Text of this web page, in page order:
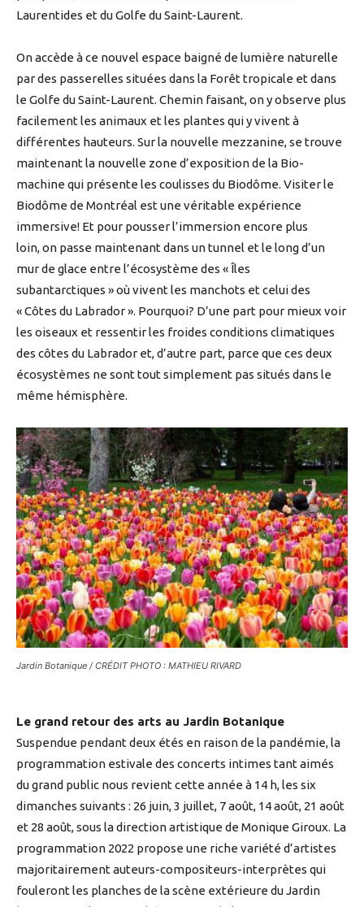
Laurentides et du Golfe du Saint-Laurent.
On accède à ce nouvel espace baigné de lumière naturelle
par des passerelles situées dans la Forêt tropicale et dans
le Golfe du Saint-Laurent. Chemin faisant, on y observe plus
facilement les animaux et les plantes qui y vivent à
différentes hauteurs. Sur la nouvelle mezzanine, se trouve
maintenant la nouvelle zone d’exposition de la Bio-
machine qui présente les coulisses du Biodôme. Visiter le
Biodôme de Montréal est une véritable expérience
immersive! Et pour pousser l’immersion encore plus
loin, on passe maintenant dans un tunnel et le long d’un
mur de glace entre l’écosystème des « Îles
subantarctiques » où vivent les manchots et celui des
« Côtes du Labrador ». Pourquoi? D’une part pour mieux voir
les oiseaux et ressentir les froides conditions climatiques
des côtes du Labrador et, d’autre part, parce que ces deux
écosystèmes ne sont tout simplement pas situés dans le
même hémisphère.
Jardin Botanique / CRÉDIT PHOTO : MATHIEU RIVARD
Le grand retour des arts au Jardin Botanique
Suspendue pendant deux étés en raison de la pandémie, la
programmation estivale des concerts intimes tant aimés
du grand public nous revient cette année à 14 h, les six
dimanches suivants : 26 juin, 3 juillet, 7 août, 14 août, 21 août
et 28 août, sous la direction artistique de Monique Giroux. La
programmation 2022 propose une riche variété d’artistes
majoritairement auteurs-compositeurs-interprètes qui
fouleront les planches de la scène extérieure du Jardin